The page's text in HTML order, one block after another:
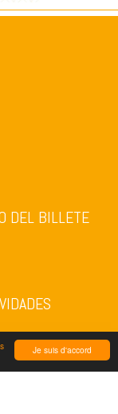
Je suis d'accord
DEL BILLETE